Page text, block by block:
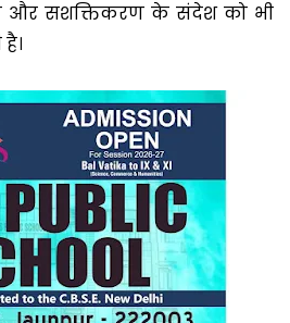
और सशक्तिकरण के संदेश को भी